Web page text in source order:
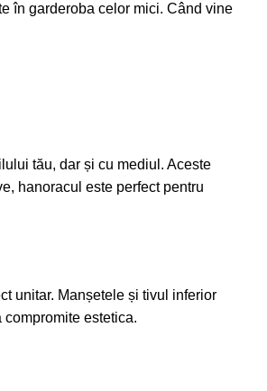
în garderoba celor mici. Când vine
tău, dar și cu mediul. Aceste
hanoracul este perfect pentru
unitar. Manșetele și tivul inferior
estetica.